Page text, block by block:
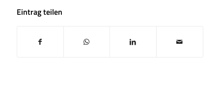
Eintrag teilen